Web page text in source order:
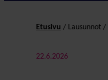
Etusivu / Lausunnot /
22.6.2026